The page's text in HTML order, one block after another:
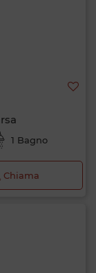
1 Bagno
Chiama